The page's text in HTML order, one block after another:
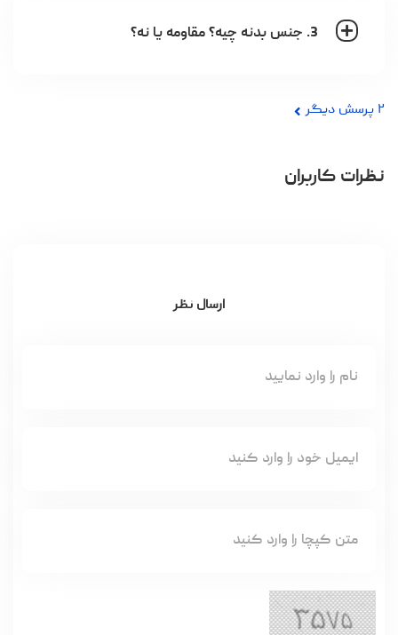
3. جنس بدنه چیه؟ مقاومه یا نه؟
۲ پرسش دیگر
نظرات کاربران
ارسال نظر